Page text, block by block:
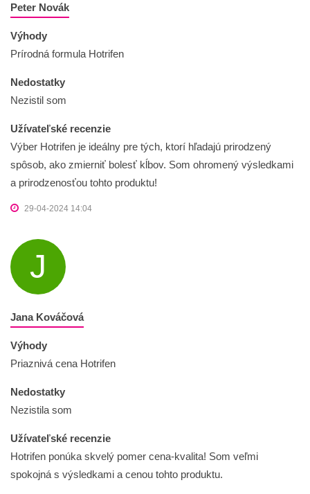
Peter Novák
Výhody
Prírodná formula Hotrifen
Nedostatky
Nezistil som
Užívateľské recenzie
Výber Hotrifen je ideálny pre tých, ktorí hľadajú prirodzený
spôsob, ako zmierniť bolesť kĺbov. Som ohromený výsledkami
a prirodzenosťou tohto produktu!
29-04-2024 14:04
J
Jana Kováčová
Výhody
Priaznivá cena Hotrifen
Nedostatky
Nezistila som
Užívateľské recenzie
Hotrifen ponúka skvelý pomer cena-kvalita! Som veľmi
spokojná s výsledkami a cenou tohto produktu.